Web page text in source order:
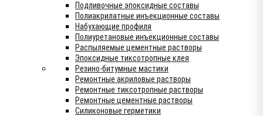
Подливочные эпоксидные составы
Полиакрилатные инъекционные составы
Набухающие профиля
Полиуретановые инъекционные составы
Распыляемые цементные растворы
Эпоксидные тиксотропные клея
Резино-битумные мастики
Ремонтные акриловые растворы
Ремонтные тиксотропные растворы
Ремонтные цементные растворы
Силиконовые герметики